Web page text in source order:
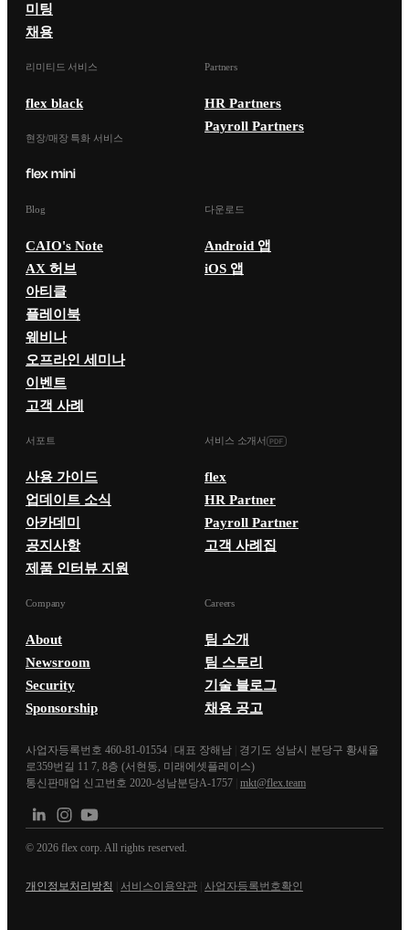
미팅
채용
리미티드 서비스
flex black
현장/매장 특화 서비스
Partners
HR Partners
Payroll Partners
Blog
CAIO's Note
AX 허브
아티클
플레이북
웨비나
오프라인 세미나
이벤트
고객 사례
다운로드
Android 앱
iOS 앱
서포트
사용 가이드
업데이트 소식
아카데미
공지사항
제품 인터뷰 지원
서비스 소개서
flex
HR Partner
Payroll Partner
고객 사례집
Company
About
Newsroom
Security
Sponsorship
Careers
팀 소개
팀 스토리
기술 블로그
채용 공고
사업자등록번호 460-81-01554 대표 장해남
경기도 성남시 분당구 황새울
로359번길 11 7, 8층 (서현동, 미래에셋플레이스)
통신판매업 신고번호 2020-성남분당A-1757 mkt@flex.team
© 2026 flex corp. All rights reserved.
개인정보처리방침 서비스이용약관 사업자등록번호확인